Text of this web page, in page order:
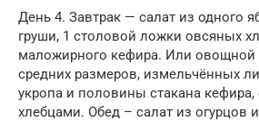
День 4. Завтрак — салат из одного
груши, 1 столовой ложки овсяных
маложирного кефира. Или овощной
средних размеров, измельчённых
укропа и половины стакана
хлебцами. Обед – салат из огурцов